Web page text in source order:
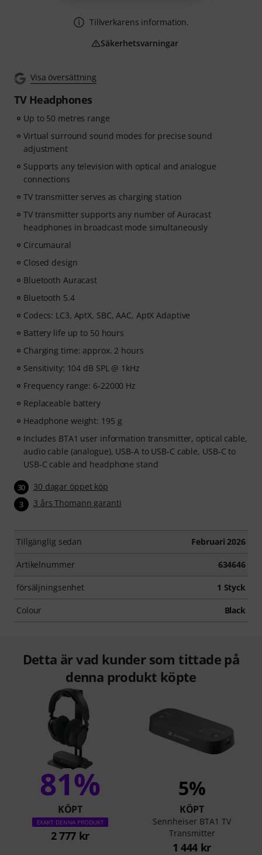
Visa översättning
TV Headphones
Up to 50 metres range
Virtual surround sound modes for precise sound
adjustment
Supports any television with optical and analogue
connections
TV transmitter serves as charging station
TV transmitter supports any number of Auracast
headphones in broadcast mode simultaneously
Circumaural
Closed design
Bluetooth Auracast
Bluetooth 5.4
Codecs: LC3, AptX, SBC, AAC, AptX Adaptive
Battery life up to 50 hours
Charging time: approx. 2 hours
Sensitivity: 104 dB SPL @ 1kHz
Frequency range: 6-22000 Hz
Replaceable battery
Headphone weight: 195 g
Includes BTA1 user information transmitter, optical cable,
audio cable (analogue), USB-A to USB-C cable, USB-C to
USB-C cable and headphone stand
30 30 dagar öppet köp
3 3 års Thomann garanti
Tillgänglig sedan Februari 2026
Artikelnummer 634646
försäljningsenhet 1 Styck
Colour Black
Tillverkarens information.
Säkerhetsvarningar
Detta är vad kunder som tittade på
denna produkt köpte
81%
KÖPT
EXAKT DENNA PRODUKT
2 777 kr
5%
KÖPT
Sennheiser BTA1 TV
Transmitter
1 444 kr